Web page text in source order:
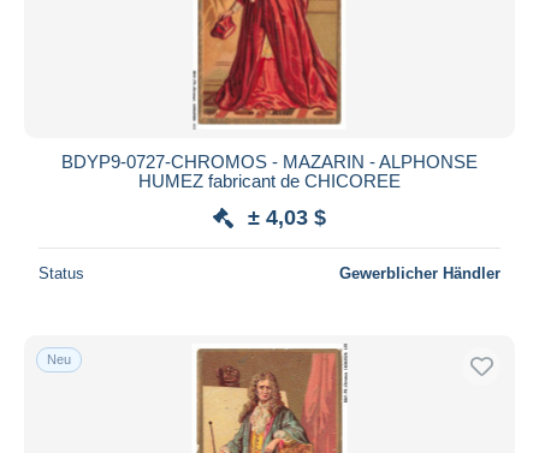
BDYP9-0727-CHROMOS - MAZARIN - ALPHONSE
HUMEZ fabricant de CHICOREE
± 4,03 $
Status Gewerblicher Händler
Neu